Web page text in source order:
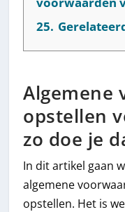
25.
Algemene
opstellen
zo doe je
In dit artikel gaan
algemene
opstellen. Het is